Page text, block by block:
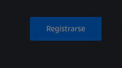
Registrarse